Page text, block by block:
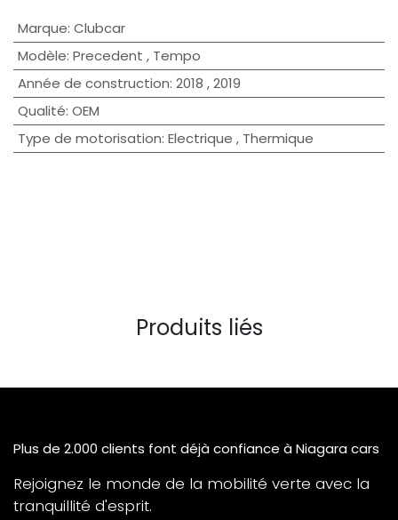
Marque: Clubcar
Modèle: Precedent , Tempo
Année de construction: 2018 ,2019
Qualité: OEM
Type de motorisation: Electrique , Thermique
Produits liés
Plus de 2.000 clients font déjà confiance à Niagara cars
Rejoignez le monde de la mobilité verte avec la
tranquillité d'esprit.